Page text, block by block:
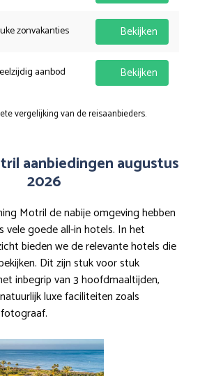
zonvakanties Bekijken
aanbod Bekijken
vergelijking van de reisaanbieders.
aanbiedingen augustus
2026
Motril de nabije omgeving hebben
vele goede all-in hotels. In het
bieden we de relevante hotels die
Dit zijn stuk voor stuk
inbegrip van 3 hoofdmaaltijden,
luxe faciliteiten zoals